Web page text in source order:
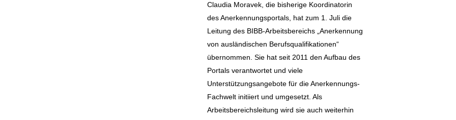
Claudia Moravek, die bisherige Koordinatorin
des Anerkennungsportals, hat zum 1. Juli die
Leitung des BIBB-Arbeitsbereichs „Anerkennung
von ausländischen Berufsqualifikationen“
übernommen. Sie hat seit 2011 den Aufbau des
Portals verantwortet und viele
Unterstützungsangebote für die Anerkennungs-
Fachwelt initiiert und umgesetzt. Als
Arbeitsbereichsleitung wird sie auch weiterhin